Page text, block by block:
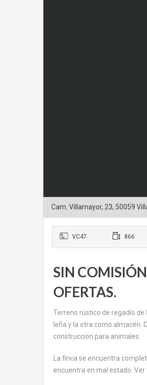
Cam. Villamayor, 23, 50059
VC47 866
SIN
OFERTAS.
Terreno rústico de regadío
leña y la otra como almacén.
construcción para animales.
La finca se encuentra
encuentra en mal estado. Ver